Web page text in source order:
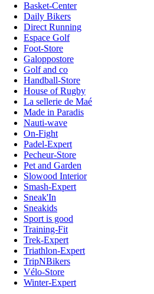
Basket-Center
Daily Bikers
Direct Running
Espace Golf
Foot-Store
Galoppostore
Golf and co
Handball-Store
House of Rugby
La sellerie de Maé
Made in Paradis
Nauti-wave
On-Fight
Padel-Expert
Pecheur-Store
Pet and Garden
Slowood Interior
Smash-Expert
Sneak'In
Sneakids
Sport is good
Training-Fit
Trek-Expert
Triathlon-Expert
TripNBikers
Vélo-Store
Winter-Expert